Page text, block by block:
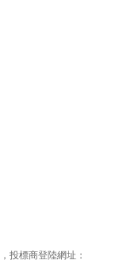
投標商登陸網址：